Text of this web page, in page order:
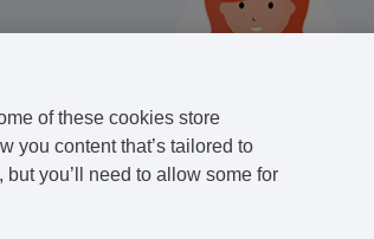
Registrierte Ärzte und
of these cookies store
you content that’s tailored to
you’ll need to allow some for